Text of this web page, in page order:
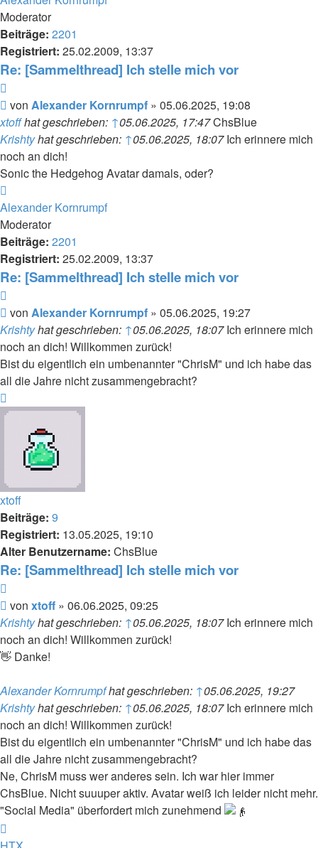
Moderator
Beiträge: 2201
Registriert: 25.02.2009, 13:37
Re: [Sammelthread] Ich stelle mich vor
Beitrag
von Alexander Kornrumpf » 05.06.2025, 19:08
xtoffhat geschrieben: ↑05.06.2025, 17:47ChsBlue
Krishtyhat geschrieben: ↑05.06.2025, 18:07Ich erinnere mich
noch an dich!
Sonic the Hedgehog Avatar damals, oder?
oben
Alexander Kornrumpf
Moderator
Beiträge: 2201
Registriert: 25.02.2009, 13:37
Re: [Sammelthread] Ich stelle mich vor
Beitrag
von Alexander Kornrumpf » 05.06.2025, 19:27
Krishtyhat geschrieben: ↑05.06.2025, 18:07Ich erinnere mich
noch an dich! Willkommen zurück!
Bist du eigentlich ein umbenannter "ChrisM" und ich habe das
all die Jahre nicht zusammengebracht?
oben
xtoff
Beiträge: 9
Registriert: 13.05.2025, 19:10
Alter Benutzername: ChsBlue
Re: [Sammelthread] Ich stelle mich vor
Beitrag
von xtoff » 06.06.2025, 09:25
Krishtyhat geschrieben: ↑05.06.2025, 18:07Ich erinnere mich
noch an dich! Willkommen zurück!
👋 Danke!
Alexander Kornrumpfhat geschrieben: ↑05.06.2025, 19:27
Krishtyhat geschrieben: ↑05.06.2025, 18:07Ich erinnere mich
noch an dich! Willkommen zurück!
Bist du eigentlich ein umbenannter "ChrisM" und ich habe das
all die Jahre nicht zusammengebracht?
Ne, ChrisM muss wer anderes sein. Ich war hier immer
ChsBlue. Nicht suuuper aktiv. Avatar weiß ich leider nicht mehr.
"Social Media" überfordert mich zunehmend
oben